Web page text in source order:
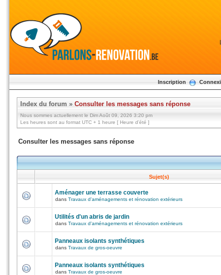
Inscription
Index du forum » Consulter les messages sans réponse
Nous sommes actuellement le Dim Août 09, 2026 3:20 pm
Les heures sont au format UTC + 1 heure [ Heure d’été ]
Consulter les messages sans réponse
Sujet(s)
Aménager une terrasse couverte
dans Travaux d'aménagements et rénovation extérieurs
Utilités d'un abris de jardin
dans Travaux d'aménagements et rénovation extérieurs
Panneaux isolants synthétiques
dans Travaux de gros-oeuvre
Panneaux isolants synthétiques
dans Travaux de gros-oeuvre